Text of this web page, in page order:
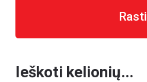
Rasti
Ieškoti kelionių...